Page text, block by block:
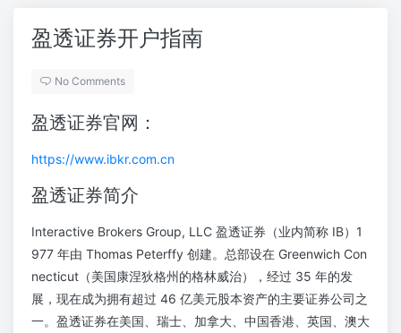
盈透证券开户指南
No Comments
盈透证券官网：
https://www.ibkr.com.cn
盈透证券简介
Interactive Brokers Group, LLC 盈透证券（业内简称 IB）1
977 年由 Thomas Peterffy 创建。总部设在 Greenwich Con
necticut（美国康涅狄格州的格林威治），经过 35 年的发
展，现在成为拥有超过 46 亿美元股本资产的主要证券公司之
一。盈透证券在美国、瑞士、加拿大、中国香港、英国、澳大